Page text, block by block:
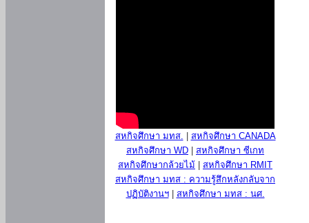
สหกิจศึกษา มทส.
สหกิจศึกษา CANADA
สหกิจศึกษา WD
สหกิจศึกษา ซีเกท
สหกิจศึกษากล้วยไม้
สหกิจศึกษา RMIT
สหกิจศึกษา มทส : ความรู้สึกหลังกลับจาก
ปฏิบัติงานฯ| สหกิจศึกษา มทส : นศ.